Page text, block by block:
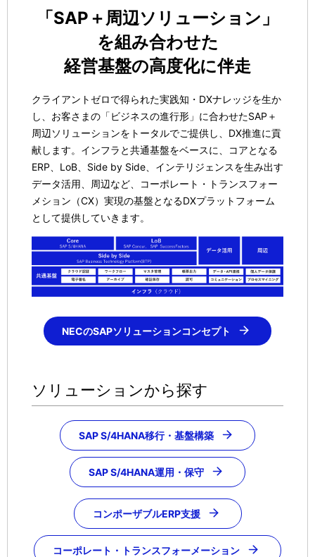
「SAP＋周辺ソリューション」
を組み合わせた
経営基盤の高度化に伴走
クライアントゼロで得られた実践知・DXナレッジを生か
し、お客さまの「ビジネスの進行形」に合わせたSAP＋
周辺ソリューションをトータルでご提供し、DX推進に貢
献します。インフラと共通基盤をベースに、コアとなる
ERP、LoB、Side by Side、インテリジェンスを生み出す
データ活用、周辺など、コーポレート・トランスフォー
メション（CX）実現の基盤となるDXプラットフォーム
として提供していきます。
NECのSAPソリューションコンセプト
ソリューションから探す
SAP S/4HANA移行・基盤構築
SAP S/4HANA運用・保守
コンポーザブルERP支援
コーポレート・トランスフォーメーション